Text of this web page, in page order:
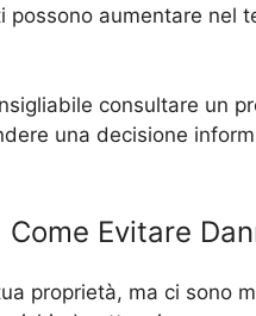
aumentare nel
consultare un
una decisione
Evitare
proprietà, ma ci sono